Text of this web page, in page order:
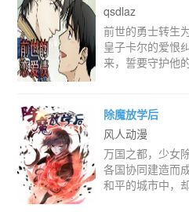
qsdlaz
前世的勇士转生
皇子卡尔的爱恨
来，誓要守护他
除魔放学后
风人动漫
万国之都，少女
各国协同建造而
和平的城市中，